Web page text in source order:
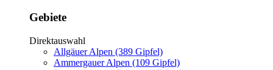
Gebiete
Direktauswahl
Allgäuer Alpen (389 Gipfel)
Ammergauer Alpen (109 Gipfel)